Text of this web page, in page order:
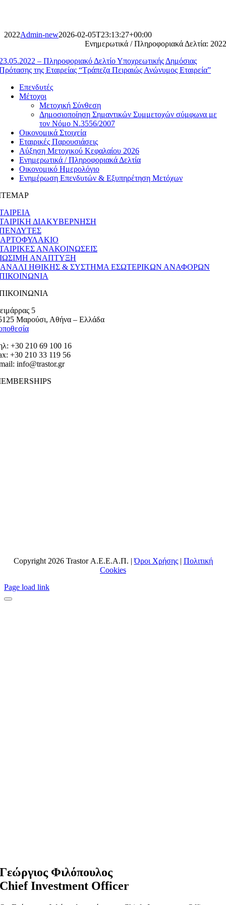
2022Admin-new2026-02-05T23:13:27+00:00
Ενημερωτικά / Πληροφοριακά Δελτία: 2022
– Πληροφοριακό Δελτίο Υποχρεωτικής Δημόσιας
της Εταιρείας “Τράπεζα Πειραιώς Ανώνυμος Εταιρεία”
Επενδυτές
Μέτοχοι
Μετοχική Σύνθεση
Δημοσιοποίηση Σημαντικών Συμμετοχών σύμφωνα με
τον Νόμο Ν.3556/2007
Οικονομικά Στοιχεία
Εταιρικές Παρουσιάσεις
Αύξηση Μετοχικού Κεφαλαίου 2026
Ενημερωτικά / Πληροφοριακά Δελτία
Οικονομικό Ημερολόγιο
Ενημέρωση Επενδυτών & Εξυπηρέτηση Μετόχων
ΔΙΑΚΥΒΕΡΝΗΣΗ
ΑΝΑΚΟΙΝΩΣΕΙΣ
ΑΝΑΠΤΥΞΗ
ΗΘΙΚΗΣ & ΣΥΣΤΗΜΑ ΕΣΩΤΕΡΙΚΩΝ ΑΝΑΦΟΡΩΝ
5
Μαρούσι, Αθήνα – Ελλάδα
+30 210 69 100 16
+30 210 33 119 56
info@trastor.gr
Copyright 2026 Trastor Α.Ε.Ε.Α.Π. |Όροι Χρήσης| Πολιτική
Cookies
Page load link
Γεώργιος Φιλόπουλος
Chief Investment Officer